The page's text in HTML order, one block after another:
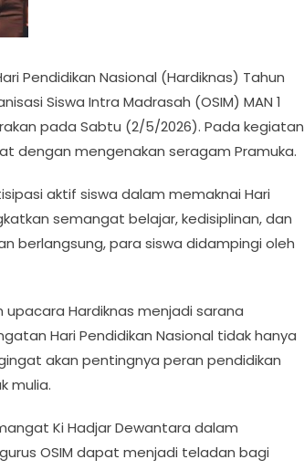
Pendidikan Nasional (Hardiknas) Tahun
Siswa Intra Madrasah (OSIM) MAN 1
pada Sabtu (2/5/2026). Pada kegiatan
dengan mengenakan seragam Pramuka.
aktif siswa dalam memaknai Hari
semangat belajar, kedisiplinan, dan
berlangsung, para siswa didampingi oleh
Hardiknas menjadi sarana
Hari Pendidikan Nasional tidak hanya
akan pentingnya peran pendidikan
mulia.
Ki Hadjar Dewantara dalam
OSIM dapat menjadi teladan bagi